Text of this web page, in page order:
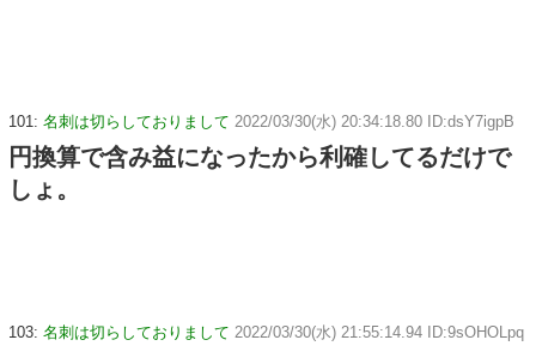
101: 名刺は切らしておりまして 2022/03/30(水) 20:34:18.80 ID:dsY7igpB
円換算で含み益になったから利確してるだけで
しょ。
103: 名刺は切らしておりまして 2022/03/30(水) 21:55:14.94 ID:9sOHOLpq